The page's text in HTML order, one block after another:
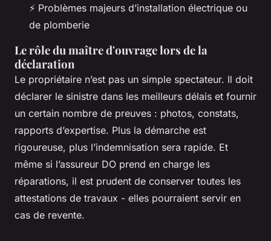
⚡ Problèmes majeurs d’installation électrique ou
de plomberie
Le rôle du maître d'ouvrage lors de la
déclaration
Le propriétaire n’est pas un simple spectateur. Il doit
déclarer le sinistre dans les meilleurs délais et fournir
un certain nombre de preuves : photos, constats,
rapports d’expertise. Plus la démarche est
rigoureuse, plus l’indemnisation sera rapide. Et
même si l’assureur DO prend en charge les
réparations, il est prudent de conserver toutes les
attestations de travaux - elles pourraient servir en
cas de revente.